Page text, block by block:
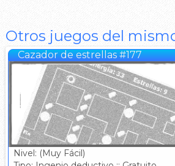
Otros juegos del
Cazador de estrellas #177
Nivel: (Muy Fácil)